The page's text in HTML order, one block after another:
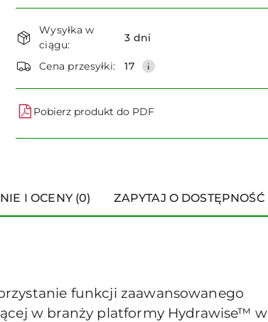
Dostępność
i
dostawa
Wysyłka w
ciągu:
3 dni
Cena przesyłki: 17
Pobierz produkt do PDF
I OCENY (0) ZAPYTAJ O DOSTĘPNOŚĆ
funkcji zaawansowanego
w branży platformy Hydrawise™ w